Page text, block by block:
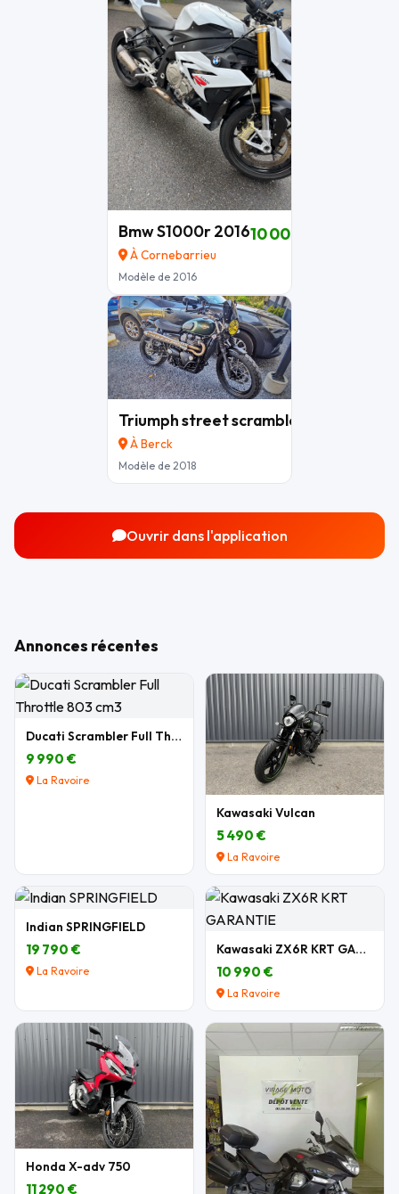
Bmw S1000r 2016
À Cornebarrieu
Modèle de 2016
10 000 €
Triumph street scrambler
À Berck
Modèle de 2018
Ouvrir dans l'application
Annonces récentes
Ducati Scrambler Full Throttle 803 cm3
9 990 €
La Ravoire
Kawasaki Vulcan
5 490 €
La Ravoire
Indian SPRINGFIELD
19 790 €
La Ravoire
Kawasaki ZX6R KRT GARANTIE
10 990 €
La Ravoire
Honda X-adv 750
11 290 €